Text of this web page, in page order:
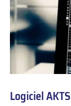
Logiciel AKTS